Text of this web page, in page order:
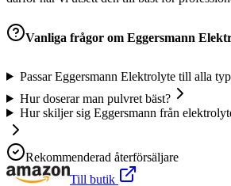
Vanliga frågor om Eggersmann
Passar Eggersmann Elektrolyte till alla
Hur doserar man pulvret bäst?
Hur skiljer sig Eggersmann från
Rekommenderad återförsäljare
Till butik